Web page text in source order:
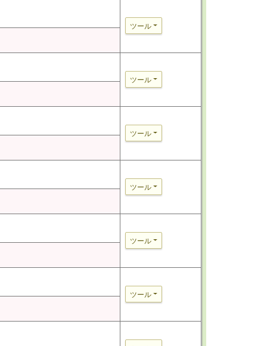
ツール
ツール
ツール
ツール
ツール
ツール